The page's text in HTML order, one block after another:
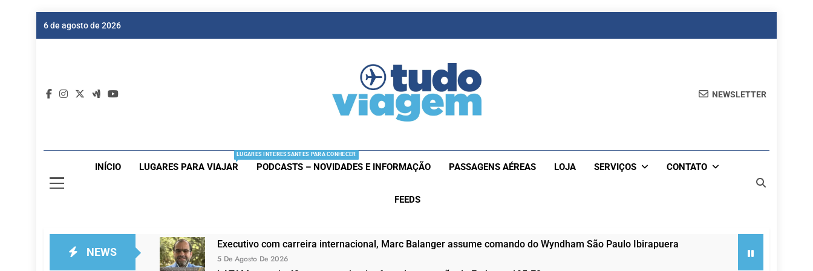
6 de agosto de 2026
NEWSLETTER
INÍCIO LUGARES PARA VIAJAR
LUGARES INTERESSANTES PARA CONHECER
PODCASTS – NOVIDADES E INFORMAÇÃO PASSAGENS AÉREAS LOJA SERVIÇOS CONTATO
FEEDS
NEWS
Executivo com carreira internacional, Marc Balanger assume comando do Wyndham São Paulo Ibirapuera
5 De Agosto De 2026